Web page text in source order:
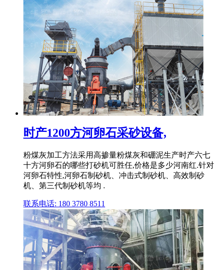
时产1200方河卵石采砂设备,
粉煤灰加工方法采用高掺量粉煤灰和硼泥生产时产六七
十方河卵石的哪些打砂机可胜任,价格是多少河南红.针对
河卵石特性,河卵石制砂机、冲击式制砂机、高效制砂
机、第三代制砂机等均 .
联系电话: 180 3780 8511